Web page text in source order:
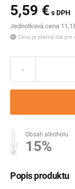
5,59 € s DPH
Jednotková cena
Cena je platná iba
-
Obsah alkoholu
15%
Popis produktu